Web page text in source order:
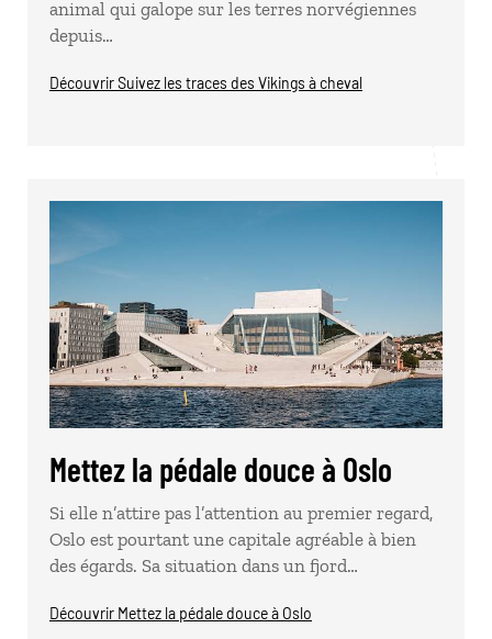
animal qui galope sur les terres norvégiennes
depuis…
Découvrir Suivez les traces des Vikings à cheval
Mettez la pédale douce à Oslo
Si elle n’attire pas l’attention au premier regard,
Oslo est pourtant une capitale agréable à bien
des égards. Sa situation dans un fjord…
Découvrir Mettez la pédale douce à Oslo